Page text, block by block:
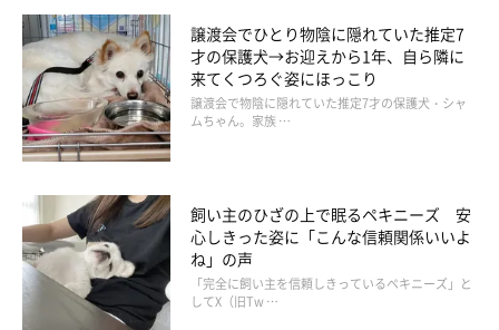
譲渡会でひとり物陰に隠れていた推定7
才の保護犬→お迎えから1年、自ら隣に
来てくつろぐ姿にほっこり
譲渡会で物陰に隠れていた推定7才の保護犬・シャ
ムちゃん。家族 …
飼い主のひざの上で眠るペキニーズ 安
心しきった姿に「こんな信頼関係いいよ
ね」の声
「完全に飼い主を信頼しきっているペキニーズ」と
してX（旧Tw …